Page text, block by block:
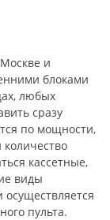
и
блоками
любых
сразу
по мощности,
количество
кассетные,
виды
пульта.